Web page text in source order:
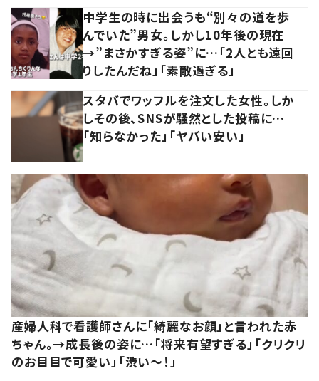
中学生の時に出会うも“別々の道を歩
んでいた”男女。しかし10年後の現在
→”まさかすぎる姿”に…「2人とも遠回
りしたんだね」「素敵過ぎる」
スタバでワッフルを注文した女性。しか
しその後、SNSが騒然とした投稿に…
「知らなかった」「ヤバい安い」
産婦人科で看護師さんに「綺麗なお顔」と言われた赤
ちゃん。→成長後の姿に…「将来有望すぎる」「クリクリ
のお目目で可愛い」「渋い～！」